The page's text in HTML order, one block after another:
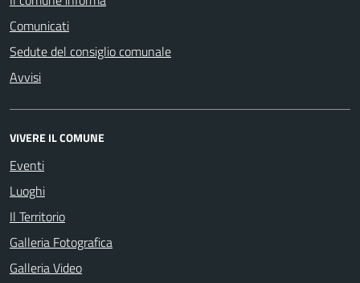
Comunicati
Sedute del consiglio comunale
Avvisi
VIVERE IL COMUNE
Eventi
Luoghi
Il Territorio
Galleria Fotografica
Galleria Video